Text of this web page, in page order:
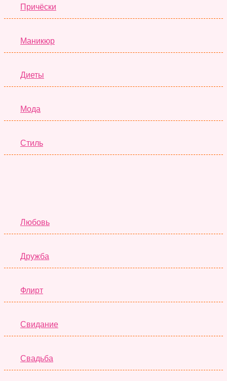
Причёски
Маникюр
Диеты
Мода
Стиль
Любовь
Дружба
Флирт
Свидание
Свадьба